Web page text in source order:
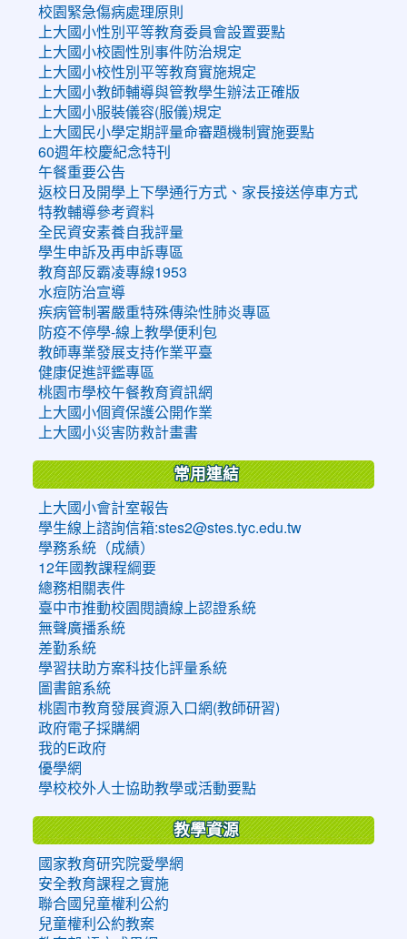
校園緊急傷病處理原則
上大國小性別平等教育委員會設置要點
上大國小校園性別事件防治規定
上大國小校性別平等教育實施規定
上大國小教師輔導與管教學生辦法正確版
上大國小服裝儀容(服儀)規定
上大國民小學定期評量命審題機制實施要點
60週年校慶紀念特刊
午餐重要公告
返校日及開學上下學通行方式、家長接送停車方式
特教輔導參考資料
全民資安素養自我評量
學生申訴及再申訴專區
教育部反霸凌專線1953
水痘防治宣導
疾病管制署嚴重特殊傳染性肺炎專區
防疫不停學-線上教學便利包
教師專業發展支持作業平臺
健康促進評鑑專區
桃園市學校午餐教育資訊網
上大國小個資保護公開作業
上大國小災害防救計畫書
常用連結
上大國小會計室報告
學生線上諮詢信箱:stes2@stes.tyc.edu.tw
學務系統（成績）
12年國教課程綱要
總務相關表件
臺中市推動校園閱讀線上認證系統
無聲廣播系統
差勤系統
學習扶助方案科技化評量系統
圖書館系統
桃園市教育發展資源入口網(教師研習)
政府電子採購網
我的E政府
優學網
學校校外人士協助教學或活動要點
教學資源
國家教育研究院愛學網
安全教育課程之實施
聯合國兒童權利公約
兒童權利公約教案